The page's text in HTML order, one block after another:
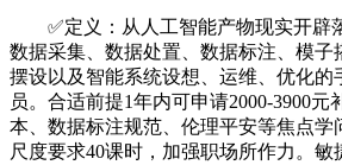
✅定义：从人工智能产物现实开辟
数据采集、数据处置、数据标注、模子
摆设以及智能系统设想、运维、优化的
员。合适前提1年内可申请2000-3900元
本、数据标注规范、伦理平安等焦点学
尺度要求40课时，加强职场所作力。